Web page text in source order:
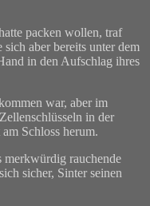
packen wollen, traf
sich aber bereits unter dem
in den Aufschlag ihres
war, aber im
in der
Schloss herum.
merkwürdig rauchende
sicher, Sinter seinen